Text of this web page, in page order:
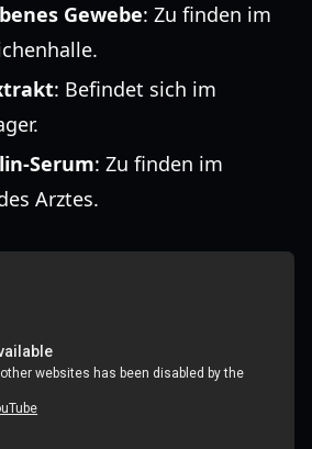
Gewebe: Zu finden im
: Befindet sich im
Serum: Zu finden im
Arztes.